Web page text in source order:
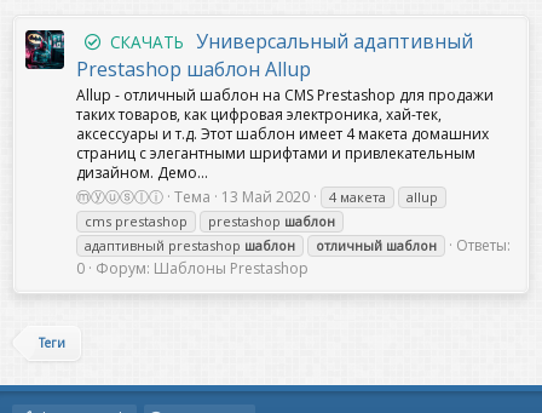
СКАЧАТЬ Универсальный адаптивный
Prestashop шаблон Allup
Allup - отличный шаблон на CMS Prestashop для продажи
таких товаров, как цифровая электроника, хай-тек,
аксессуары и т.д. Этот шаблон имеет 4 макета домашних
страниц с элегантными шрифтами и привлекательным
дизайном. Демо...
ⓜⓨⓤⓢⓛⓘ Тема 13 Май 2020 4 макета
allup
cms prestashop
prestashop шаблон
адаптивный prestashop шаблон отличный шаблон
Ответы:
0 Форум: Шаблоны Prestashop
Теги